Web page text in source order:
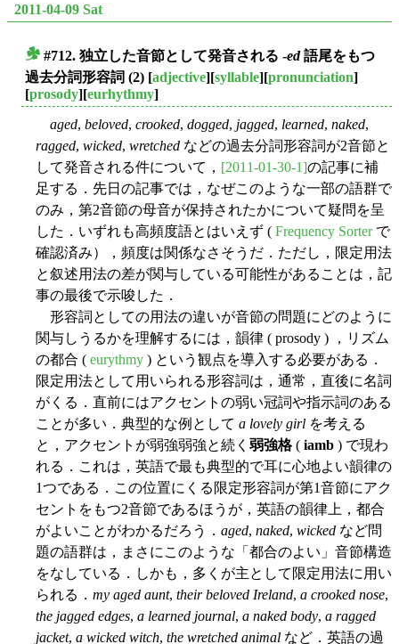
2011-04-09 Sat
#712. 独立した音節として発音される -ed語尾をもつ
過去分詞形容詞 (2) [adjective][syllable][pronunciation]
[prosody][eurhythmy]
aged, beloved, crooked, dogged, jagged, learned, naked,
ragged, wicked, wretched などの過去分詞形容詞が2音節と
して発音される件について， [2011-01-30-1]の記事に補
足する．先日の記事では，なぜこのような一部の語群で
のみ，第2音節の母音が保持されたかについて疑問を呈
した．いずれも高頻度語とはいえず ( Frequency Sorterで
確認済み），頻度は関係なさそうだ．ただし，限定用法
と叙述用法の差が関与している可能性があることは，記
事の最後で示唆した．
形容詞としての用法の違いが音節の問題にどのように
関与しうるかを理解するには，韻律 ( prosody ) ，リズム
の都合 ( eurythmy ) という観点を導入する必要がある．
限定用法として用いられる形容詞は，通常，直後に名詞
がくる．直前にはアクセントの弱い冠詞や指示詞のある
ことが多い．典型的な例として a lovely girl を考える
と，アクセントが弱強弱強と続く 弱強格( iamb ) で現わ
れる．これは，英語で最も典型的で耳に心地よい韻律の
1つである．この位置にくる限定形容詞が第1音節にアク
セントをもつ2音節であるほうが，英語の韻律上，都合
がよいことがわかるだろう． aged, naked, wicked など問
題の語群は，まさにこのような「都合のよい」音節構造
をなしている．しかも，多くが主として限定用法に用い
られる． my aged aunt, their beloved Ireland, a crooked nose,
the jagged edges, a learned journal, a naked body, a ragged
jacket, a wicked witch, the wretched animal など．英語の過